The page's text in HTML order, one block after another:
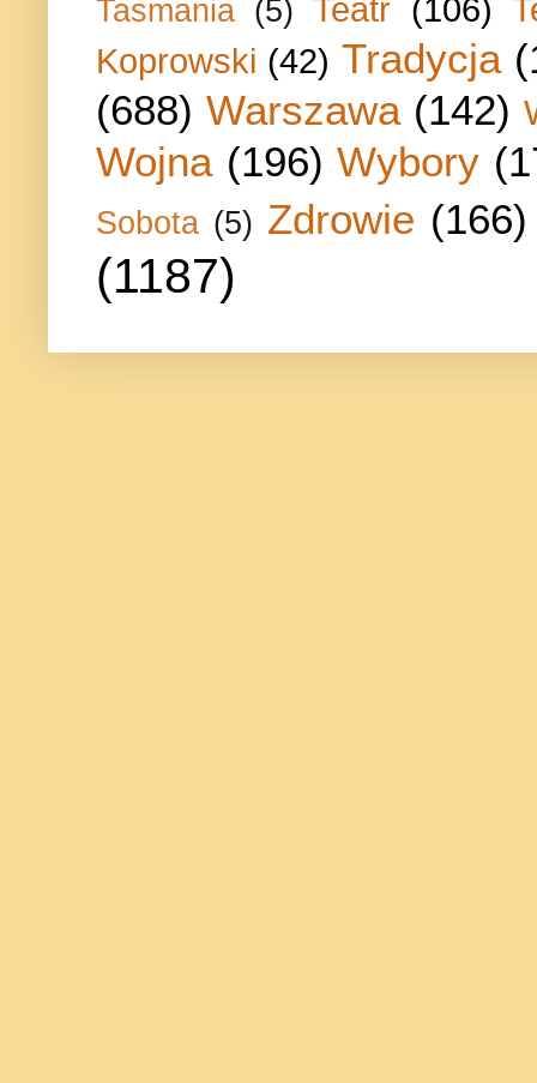
Tasmania (5) Teatr (106)
Koprowski (42) Tradycja
(688) Warszawa (142)
Wojna (196) Wybory
Sobota (5) Zdrowie (166)
(1187)